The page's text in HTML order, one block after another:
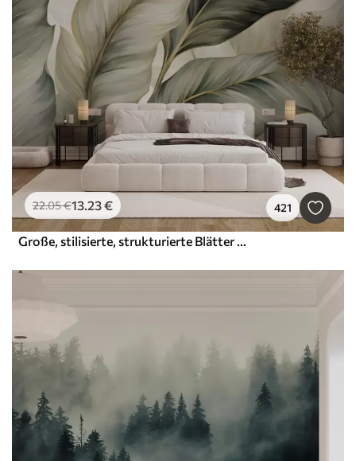
22.05€13.23€ 421
Große, stilisierte, strukturierte Blätter mit detaillierten Adern in verschiedenen Grün-, Creme- und Beigetönen